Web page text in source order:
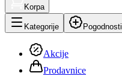
Korpa
Kategorije Pogodnosti
Akcije
Prodavnice